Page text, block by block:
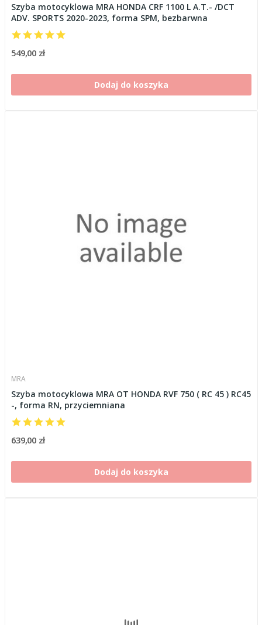
Szyba motocyklowa MRA HONDA CRF 1100 L A.T.- /DCT
ADV. SPORTS 2020-2023, forma SPM, bezbarwna
549,00 zł
Dodaj do koszyka
MRA
Szyba motocyklowa MRA OT HONDA RVF 750 ( RC 45 ) RC45
-, forma RN, przyciemniana
639,00 zł
Dodaj do koszyka